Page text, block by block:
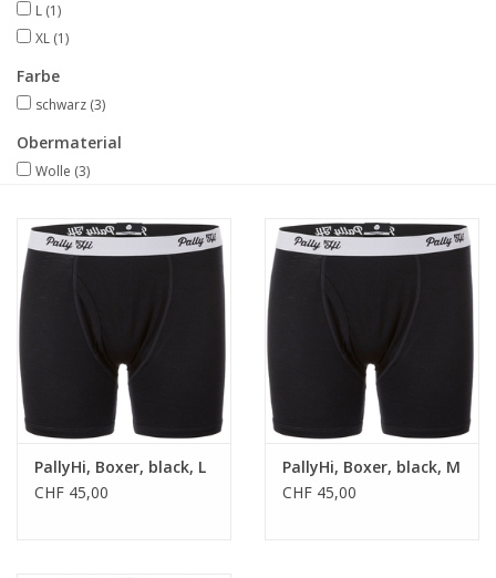
L (1)
XL (1)
Farbe
schwarz (3)
Obermaterial
Wolle (3)
PallyHi, Boxer, black, L
CHF 45,00
PallyHi, Boxer, black, M
CHF 45,00